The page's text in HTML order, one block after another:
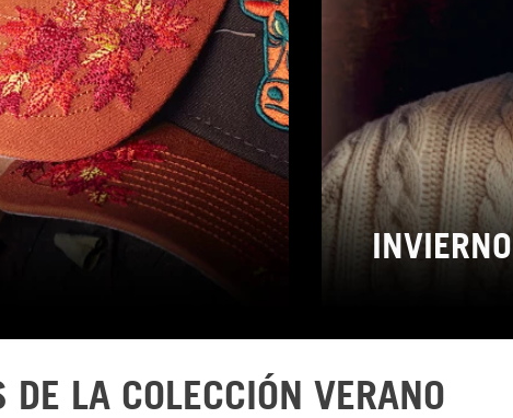
INVIERNO
LA COLECCIÓN VERANO